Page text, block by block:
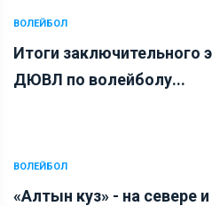
ВОЛЕЙБОЛ
Итоги заключительного
ДЮВЛ по волейболу...
ВОЛЕЙБОЛ
«Алтын куз» - на севере